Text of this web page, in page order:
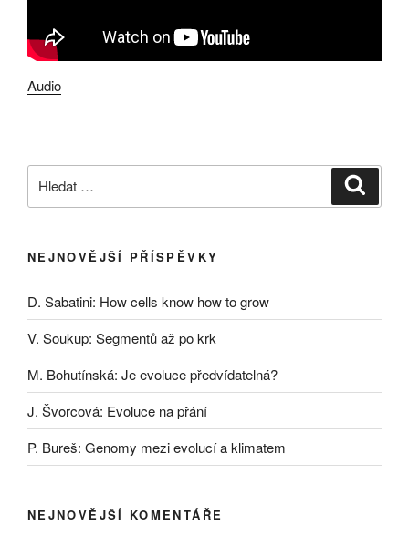
Audio
NEJNOVĚJŠÍ PŘÍSPĚVKY
D. Sabatini: How cells know how to grow
V. Soukup: Segmentů až po krk
M. Bohutínská: Je evoluce předvídatelná?
J. Švorcová: Evoluce na přání
P. Bureš: Genomy mezi evolucí a klimatem
NEJNOVĚJŠÍ KOMENTÁŘE